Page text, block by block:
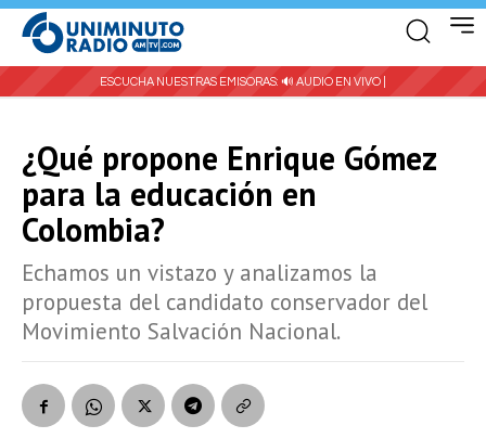
ESCUCHA NUESTRAS EMISORAS: 🔊 AUDIO EN VIVO |
¿Qué propone Enrique Gómez
para la educación en
Colombia?
Echamos un vistazo y analizamos la
propuesta del candidato conservador del
Movimiento Salvación Nacional.